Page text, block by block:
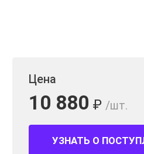
Цена
10 880 ₽ /шт.
УЗНАТЬ О